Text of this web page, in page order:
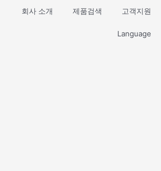
회사 소개 제품검색 고객지원
Language